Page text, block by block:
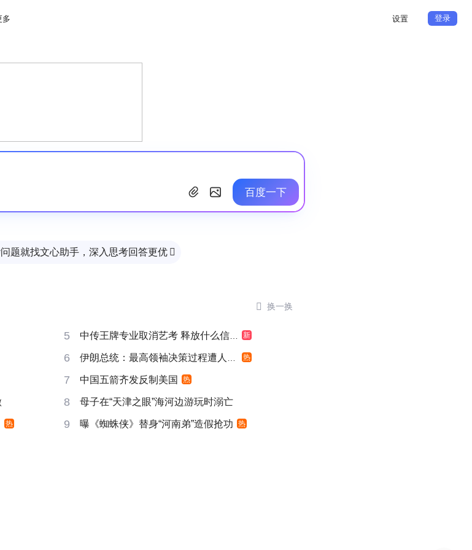
多 设置 登录
百度一下
题就找文心助手，深入思考回答更优 
 换一换
5 中传王牌专业取消艺考 释放什么信号 新
6 伊朗总统：最高领袖决策过程遭人利用 热
7 中国五箭齐发反制美国 热
8 母子在“天津之眼”海河边游玩时溺亡
热 9 曝《蜘蛛侠》替身“河南弟”造假抢功 热